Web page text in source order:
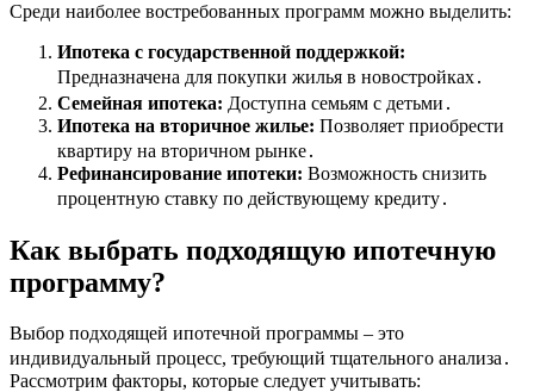
Среди наиболее востребованных программ можно выделить:
Ипотека с государственной поддержкой:
Предназначена для покупки жилья в новостройках․
Семейная ипотека: Доступна семьям с детьми․
Ипотека на вторичное жилье: Позволяет приобрести
квартиру на вторичном рынке․
Рефинансирование ипотеки: Возможность снизить
процентную ставку по действующему кредиту․
Как выбрать подходящую ипотечную
программу?
Выбор подходящей ипотечной программы – это
индивидуальный процесс, требующий тщательного анализа․
Рассмотрим факторы, которые следует учитывать: